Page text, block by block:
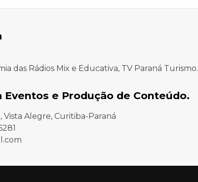
das Rádios Mix e Educativa, TV Paraná Turismo.
Eventos e Produção de Conteúdo.
Vista Alegre, Curitiba-Paraná